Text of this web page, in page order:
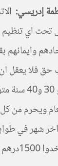
إدريسي:
تحت اي تنظيم
وايمانهم
حق فلا يعقل
لازيد من
ويحرم من
شهر في